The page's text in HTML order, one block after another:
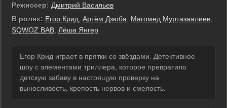
Режиссер: Дмитрий Васильев
В ролях: Егор Крид Артём Дзюба Магомед Муртазаалиев
SQWOZ BAB Лёша Янгер
Егор Крид играет в прятки со звёздами. Детективное
шоу с элементами триллера, которое превратило
детскую забаву в настоящую проверку на
выносливость, крепость нервов и смелость.